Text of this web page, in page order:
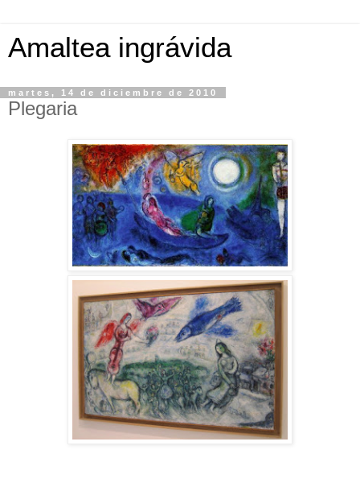
Amaltea ingrávida
martes, 14 de diciembre de 2010
Plegaria